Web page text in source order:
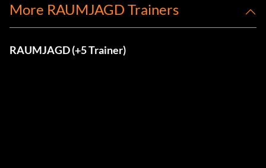
More RAUMJAGD Trainers
RAUMJAGD (+5 Trainer)